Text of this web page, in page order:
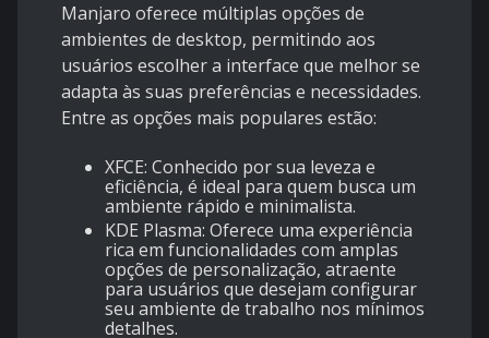
Manjaro oferece múltiplas opções de
ambientes de desktop, permitindo aos
usuários escolher a interface que melhor se
adapta às suas preferências e necessidades.
Entre as opções mais populares estão:
XFCE: Conhecido por sua leveza e
eficiência, é ideal para quem busca um
ambiente rápido e minimalista.
KDE Plasma: Oferece uma experiência
rica em funcionalidades com amplas
opções de personalização, atraente
para usuários que desejam configurar
seu ambiente de trabalho nos mínimos
detalhes.